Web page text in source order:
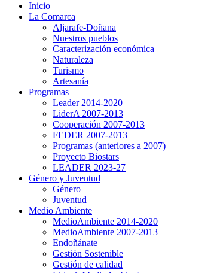
Inicio
La Comarca
Aljarafe-Doñana
Nuestros pueblos
Caracterización económica
Naturaleza
Turismo
Artesanía
Programas
Leader 2014-2020
LiderA 2007-2013
Cooperación 2007-2013
FEDER 2007-2013
Programas (anteriores a 2007)
Proyecto Biostars
LEADER 2023-27
Género y Juventud
Género
Juventud
Medio Ambiente
MedioAmbiente 2014-2020
MedioAmbiente 2007-2013
Endoñánate
Gestión Sostenible
Gestión de calidad